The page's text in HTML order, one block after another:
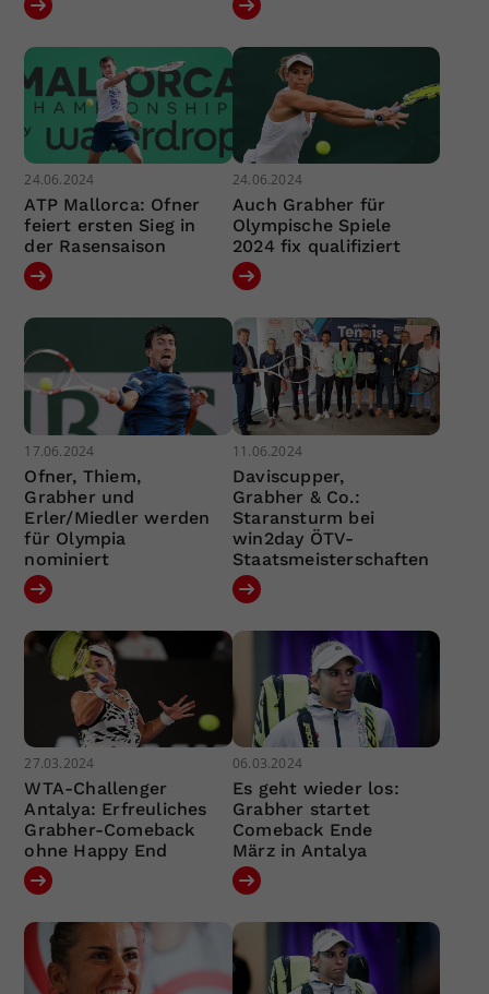
24.06.2024
ATP Mallorca: Ofner
feiert ersten Sieg in
der Rasensaison
24.06.2024
Auch Grabher für
Olympische Spiele
2024 fix qualifiziert
17.06.2024
Ofner, Thiem,
Grabher und
Erler/Miedler werden
für Olympia
nominiert
11.06.2024
Daviscupper,
Grabher & Co.:
Staransturm bei
win2day ÖTV-
Staatsmeisterschaften
27.03.2024
WTA-Challenger
Antalya: Erfreuliches
Grabher-Comeback
ohne Happy End
06.03.2024
Es geht wieder los:
Grabher startet
Comeback Ende
März in Antalya